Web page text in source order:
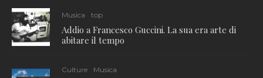
Musica top
Addio a Francesco Guccini. La sua era arte di
abitare il tempo
Culture Musica